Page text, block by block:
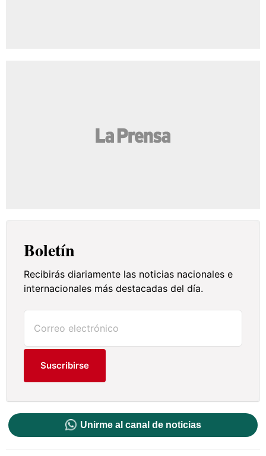
Boletín
Recibirás diariamente las noticias nacionales e
internacionales más destacadas del día.
Suscribirse
Unirme al canal de noticias